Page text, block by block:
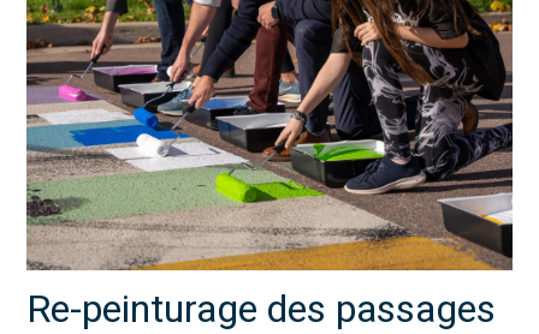
Re-peinturage des passages